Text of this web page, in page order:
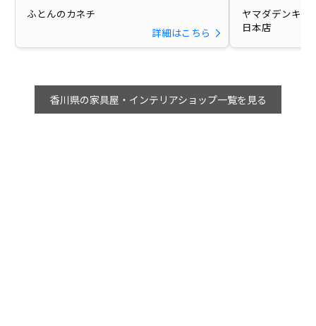
ふとんのカネチ
詳細はこちら
ヤマダデンキ
日本店
香川県の家具屋・インテリアショップ一覧を見る